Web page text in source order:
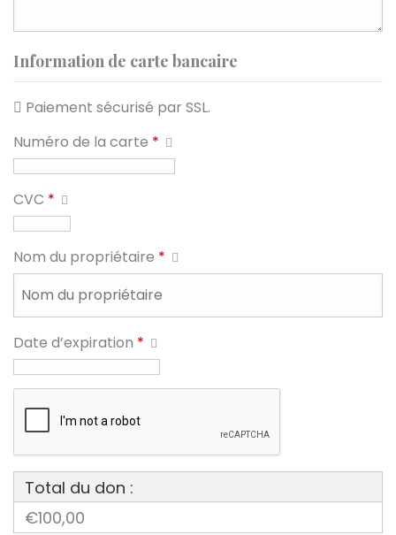
Information de carte bancaire
Paiement sécurisé par SSL.
Numéro de la carte *
CVC *
Nom du propriétaire *
Date d’expiration *
Total du don :
€100,00